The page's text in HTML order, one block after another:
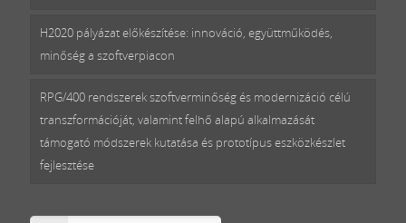
H2020 pályázat előkészítése: innováció, együttműködés,
minőség a szoftverpiacon
RPG/400 rendszerek szoftverminőség és modernizáció célú
transzformációját, valamint felhő alapú alkalmazását
támogató módszerek kutatása és prototípus eszközkészlet
fejlesztése